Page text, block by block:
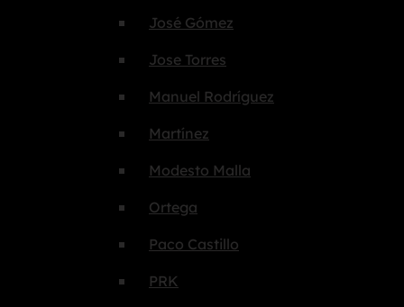
José Gómez
Jose Torres
Manuel Rodríguez
Martínez
Modesto Malla
Ortega
Paco Castillo
PRK